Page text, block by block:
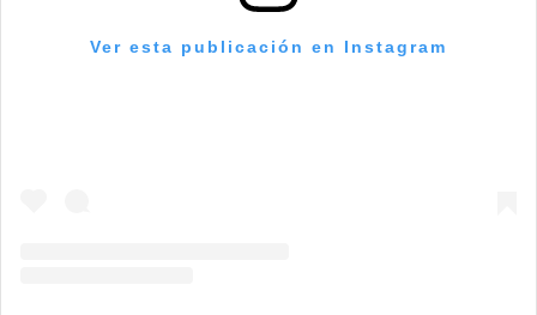
Ver esta publicación en Instagram